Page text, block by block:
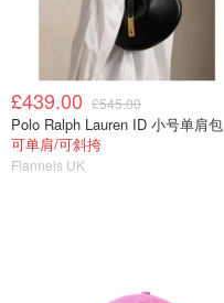
£439.00 £545.00
Polo Ralph Lauren ID 小号单肩包
可单肩/可斜挎
Flannels UK